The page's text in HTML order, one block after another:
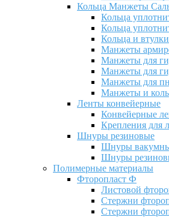
Кольца Манжеты
Кольца
Кольца
Кольца и
Манжеты
Манжеты для
Манжеты для
Манжеты для
Манжеты и
Ленты конвейерные
Конвейерные
Крепления для
Шнуры резиновые
Шнуры
Шнуры
Полимерные материалы
Фторопласт Ф
Листовой
Стержни
Стержни